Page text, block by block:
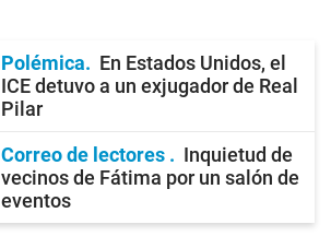
Polémica
En Estados Unidos, el
ICE detuvo a un exjugador de Real
Pilar
Correo de lectores
Inquietud de
vecinos de Fátima por un salón de
eventos